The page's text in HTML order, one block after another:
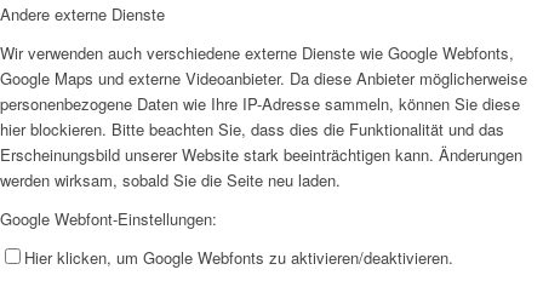
Andere externe Dienste
Wir verwenden auch verschiedene externe Dienste wie Google Webfonts,
Google Maps und externe Videoanbieter. Da diese Anbieter möglicherweise
personenbezogene Daten wie Ihre IP-Adresse sammeln, können Sie diese
hier blockieren. Bitte beachten Sie, dass dies die Funktionalität und das
Erscheinungsbild unserer Website stark beeinträchtigen kann. Änderungen
werden wirksam, sobald Sie die Seite neu laden.
Google Webfont-Einstellungen:
Hier klicken, um Google Webfonts zu aktivieren/deaktivieren.